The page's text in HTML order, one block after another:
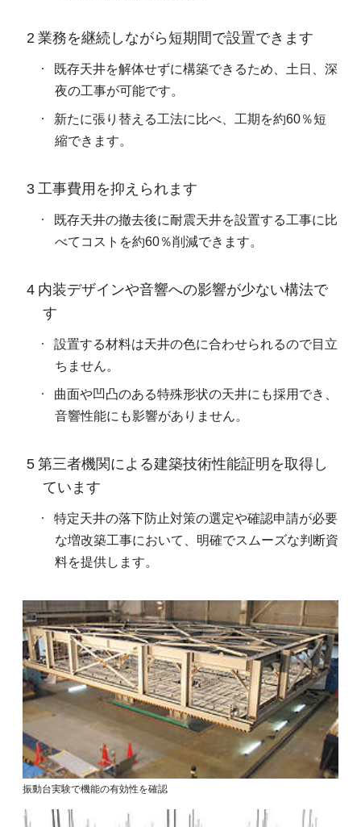
2 業務を継続しながら短期間で設置できます
既存天井を解体せずに構築できるため、土日、深
夜の工事が可能です。
新たに張り替える工法に比べ、工期を約60％短
縮できます。
3 工事費用を抑えられます
既存天井の撤去後に耐震天井を設置する工事に比
べてコストを約60％削減できます。
4 内装デザインや音響への影響が少ない構法で
す
設置する材料は天井の色に合わせられるので目立
ちません。
曲面や凹凸のある特殊形状の天井にも採用でき、
音響性能にも影響がありません。
5 第三者機関による建築技術性能証明を取得し
ています
特定天井の落下防止対策の選定や確認申請が必要
な増改築工事において、明確でスムーズな判断資
料を提供します。
振動台実験で機能の有効性を確認